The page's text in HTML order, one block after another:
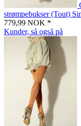
strømpebukser (Tout)
779,99 NOK *
Kunder, så også på